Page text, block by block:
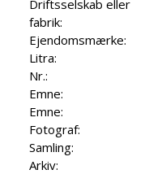
Driftsselskab eller
fabrik:
Ejendomsmærke:
Litra:
Nr.:
Emne:
Emne:
Fotograf:
Samling:
Arkiv: